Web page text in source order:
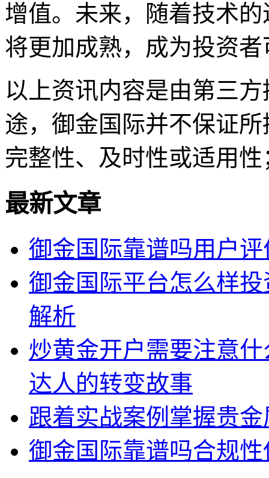
增值。未来，随着技术
将更加成熟，成为投资
以上资讯内容是由第三
途，御金国际并不保证
完整性、及时性或适用
最新文章
御金国际靠谱吗用户
御金国际平台怎么样
解析
炒黄金开户需要注意
达人的转变故事
跟着实战案例掌握贵
御金国际靠谱吗合规